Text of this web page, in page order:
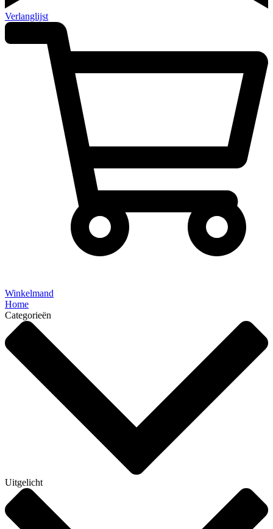
Verlanglijst
Winkelmand
Home
Categorieën
Uitgelicht